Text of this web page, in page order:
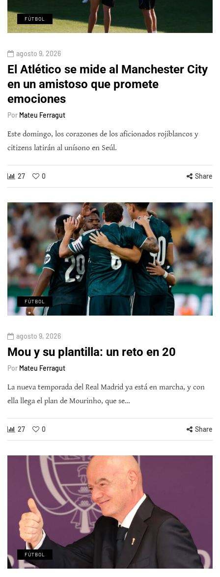
FÚTBOL
agosto 9, 2026
El Atlético se mide al Manchester City
en un amistoso que promete
emociones
Por Mateu Ferragut
Este domingo, los corazones de los aficionados rojiblancos y
citizens latirán al unísono en Seúl.
27 0 Share
FÚTBOL
agosto 9, 2026
Mou y su plantilla: un reto en 20
Por Mateu Ferragut
La nueva temporada del Real Madrid ya está en marcha, y con
ella llega el plan de Mourinho, que se…
27 0 Share
FÚTBOL